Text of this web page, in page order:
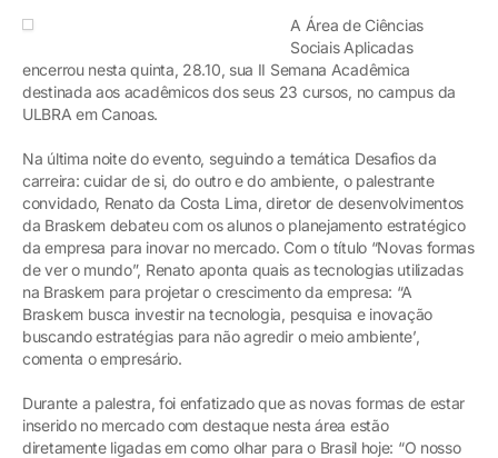
A Área de Ciências
Sociais Aplicadas
encerrou nesta quinta, 28.10, sua II Semana Acadêmica
destinada aos acadêmicos dos seus 23 cursos, no campus da
ULBRA em Canoas.
Na última noite do evento, seguindo a temática Desafios da
carreira: cuidar de si, do outro e do ambiente, o palestrante
convidado, Renato da Costa Lima, diretor de desenvolvimentos
da Braskem debateu com os alunos o planejamento estratégico
da empresa para inovar no mercado. Com o título “Novas formas
de ver o mundo”, Renato aponta quais as tecnologias utilizadas
na Braskem para projetar o crescimento da empresa: “A
Braskem busca investir na tecnologia, pesquisa e inovação
buscando estratégias para não agredir o meio ambiente’,
comenta o empresário.
Durante a palestra, foi enfatizado que as novas formas de estar
inserido no mercado com destaque nesta área estão
diretamente ligadas em como olhar para o Brasil hoje: “O nosso